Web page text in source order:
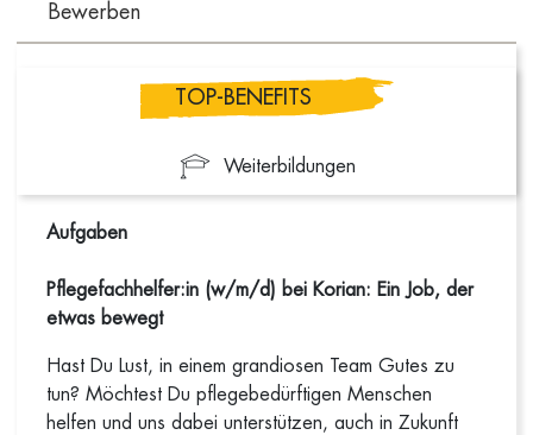
Bewerben
TOP-BENEFITS
Weiterbildungen
Aufgaben
Pflegefachhelfer:in (w/m/d) bei Korian: Ein Job, der
etwas bewegt
Hast Du Lust, in einem grandiosen Team Gutes zu
tun? Möchtest Du pflegebedürftigen Menschen
helfen und uns dabei unterstützen, auch in Zukunft